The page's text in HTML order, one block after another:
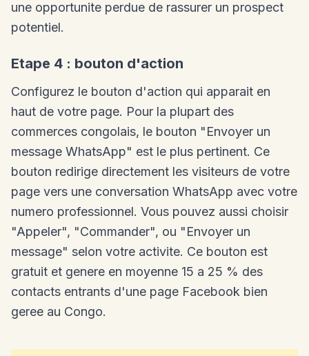
une opportunite perdue de rassurer un prospect
potentiel.
Etape 4 : bouton d'action
Configurez le bouton d'action qui apparait en
haut de votre page. Pour la plupart des
commerces congolais, le bouton "Envoyer un
message WhatsApp" est le plus pertinent. Ce
bouton redirige directement les visiteurs de votre
page vers une conversation WhatsApp avec votre
numero professionnel. Vous pouvez aussi choisir
"Appeler", "Commander", ou "Envoyer un
message" selon votre activite. Ce bouton est
gratuit et genere en moyenne 15 a 25 % des
contacts entrants d'une page Facebook bien
geree au Congo.